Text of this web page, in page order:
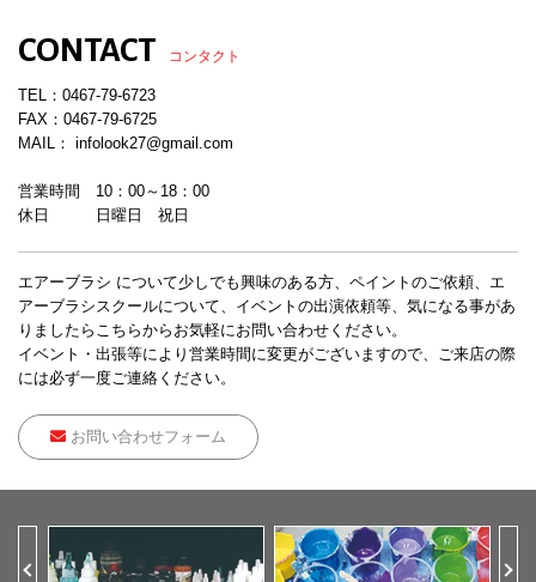
CONTACT コンタクト
TEL： 0467-79-6723
FAX：0467-79-6725
MAIL： infolook27@gmail.com
営業時間 10：00～18：00
休日 日曜日 祝日
エアーブラシ について少しでも興味のある方、ペイントのご依頼、エ
アーブラシスクールについて、イベントの出演依頼等、気になる事があ
りましたらこちらからお気軽にお問い合わせください。
イベント・出張等により営業時間に変更がございますので、ご来店の際
には必ず一度ご連絡ください。
お問い合わせフォーム
Previous